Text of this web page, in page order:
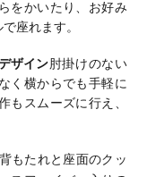
をかいたり、お好み
座れます。
ザイン肘掛けのない
く横からでも手軽に
もスムーズに行え、
もたれと座面のクッ